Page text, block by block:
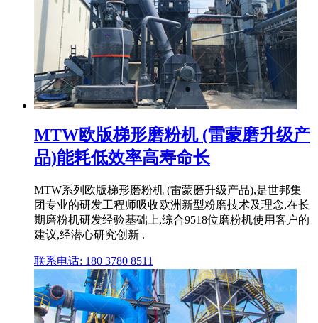
MTW欧版梯形磨粉机 (雷蒙磨升级产
品)能耗低效率高寿命长
MTW系列欧版梯形磨粉机 (雷蒙磨升级产品),是世邦集
团专业的研发工程师吸收欧洲新型粉磨技术及理念,在长
期磨粉机研发经验基础上,综合9518位磨粉机使用客户的
建议,经潜心研究创新 .
联系电话: 180 3780 8511